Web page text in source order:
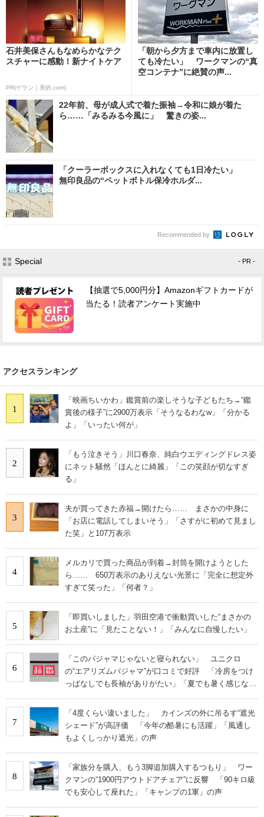
石井美保さんもなめらかなテク
スチャーに感動！新ナイトケア
PR(ゲラン｜美的.com)
「朝から夕方まで車内に放置し
ても冷たい」 ワークマンの“真
空コンテナ”に絶賛の声...
22年前、母が成人式で着た振袖→令和に娘が着た
ら……「みるみる今風に」 驚きの姿...
「クーラーボックスに入れなくても1日冷たい」
無印良品の“ペットボトル保冷ホルダ...
Recommended by
Special - PR -
【抽選で5,000円分】Amazonギフトカードが
当たる！読者アンケート実施中
アクセスランキング
1
「映画ちいかわ」鑑賞前の楽しそうな子どもたち→“鑑
賞後の様子”に2900万表示「そうなるわなw」「分かる
よ」「いったい何が」
2
「もう泣きそう」川口春奈、純白ウエディングドレス姿
にネット騒然「ほんとに綺麗」「この笑顔が切なすぎ
る」
3
夫が買ってきた赤福→開けたら…… まさかの中身に
「お店に電話してしまいそう」「さすがに初めて見まし
た笑」と107万表示
4
メルカリで買った商品が到着→封筒を開けようとした
ら…… 650万表示のありえない光景に「完全に想定外
すぎて笑った」「何者？」
5
「即買いしました」羽田空港で衝動買いした“まさかの
お土産”に「見たことない！」「みんなに自慢したい」
6
「このパジャマじゃないと寝られない」 ユニクロ
の“エアリズムパジャマ”が口コミで好評 「冷房をつけ
っぱなしでも長袖がありがたい」「夏でも暑く感じな
7
「4度くらい違いました」 カインズの外に吊るす“遮光
シェード”が高評価 「今年の酷暑にも活躍」「風通し
もよくしっかり遮光」の声
8
「家族分を購入、もう3脚追加購入するつもり」 ワー
クマンの“1900円アウトドアチェア”に反響 「90キロ級
でも安心して座れた」「キャンプの1軍」の声